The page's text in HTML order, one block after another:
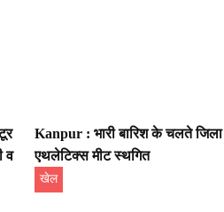
व
Kanpur : भारी बारिश के चलते जिला
एथलेटिक्स मीट स्थगित
खेल